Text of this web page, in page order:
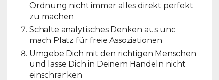
Ordnung nicht immer alles direkt perfekt
zu machen
Schalte analytisches Denken aus und
mach Platz für freie Assoziationen
Umgebe Dich mit den richtigen Menschen
und lasse Dich in Deinem Handeln nicht
einschränken